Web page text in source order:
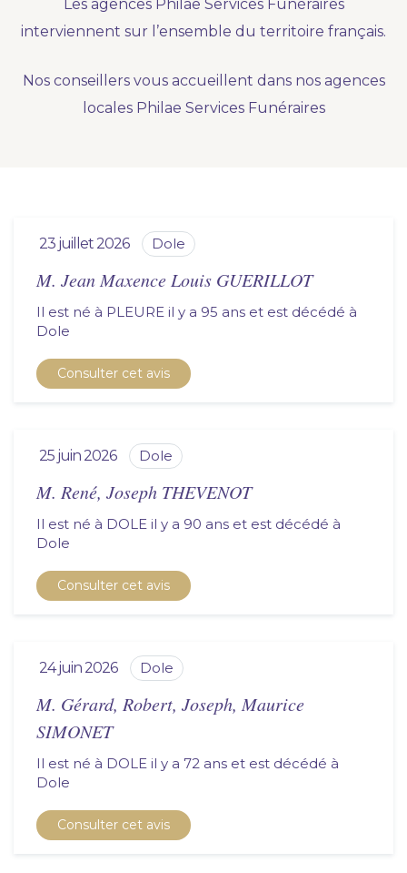
Nous vous accompagnons.
Nos produits en marbrerie
Les agences Philae Services Funéraires
interviennent sur l’ensemble du territoire français.
Nos conseillers vous accueillent dans nos agences
locales Philae Services Funéraires
23 juillet 2026 dole
M. Jean Maxence Louis GUERILLOT
Il est né à PLEURE il y a 95 ans et est décédé à
dole
Consulter cet avis
25 juin 2026 dole
M. René, Joseph THEVENOT
Il est né à DOLE il y a 90 ans et est décédé à
dole
Consulter cet avis
24 juin 2026 dole
M. Gérard, Robert, Joseph, Maurice
SIMONET
Il est né à DOLE il y a 72 ans et est décédé à
dole
Consulter cet avis